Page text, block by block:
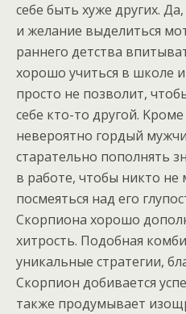
себе быть хуже других.
и желание выделиться
раннего детства
хорошо учиться в школе
просто не позволит,
себе кто-то другой.
невероятно гордый
старательно пополнять
в работе, чтобы никто не
посмеяться над его
Скорпиона хорошо
хитрость. Подобная
уникальные стратегии,
Скорпион добивается
также продумывает